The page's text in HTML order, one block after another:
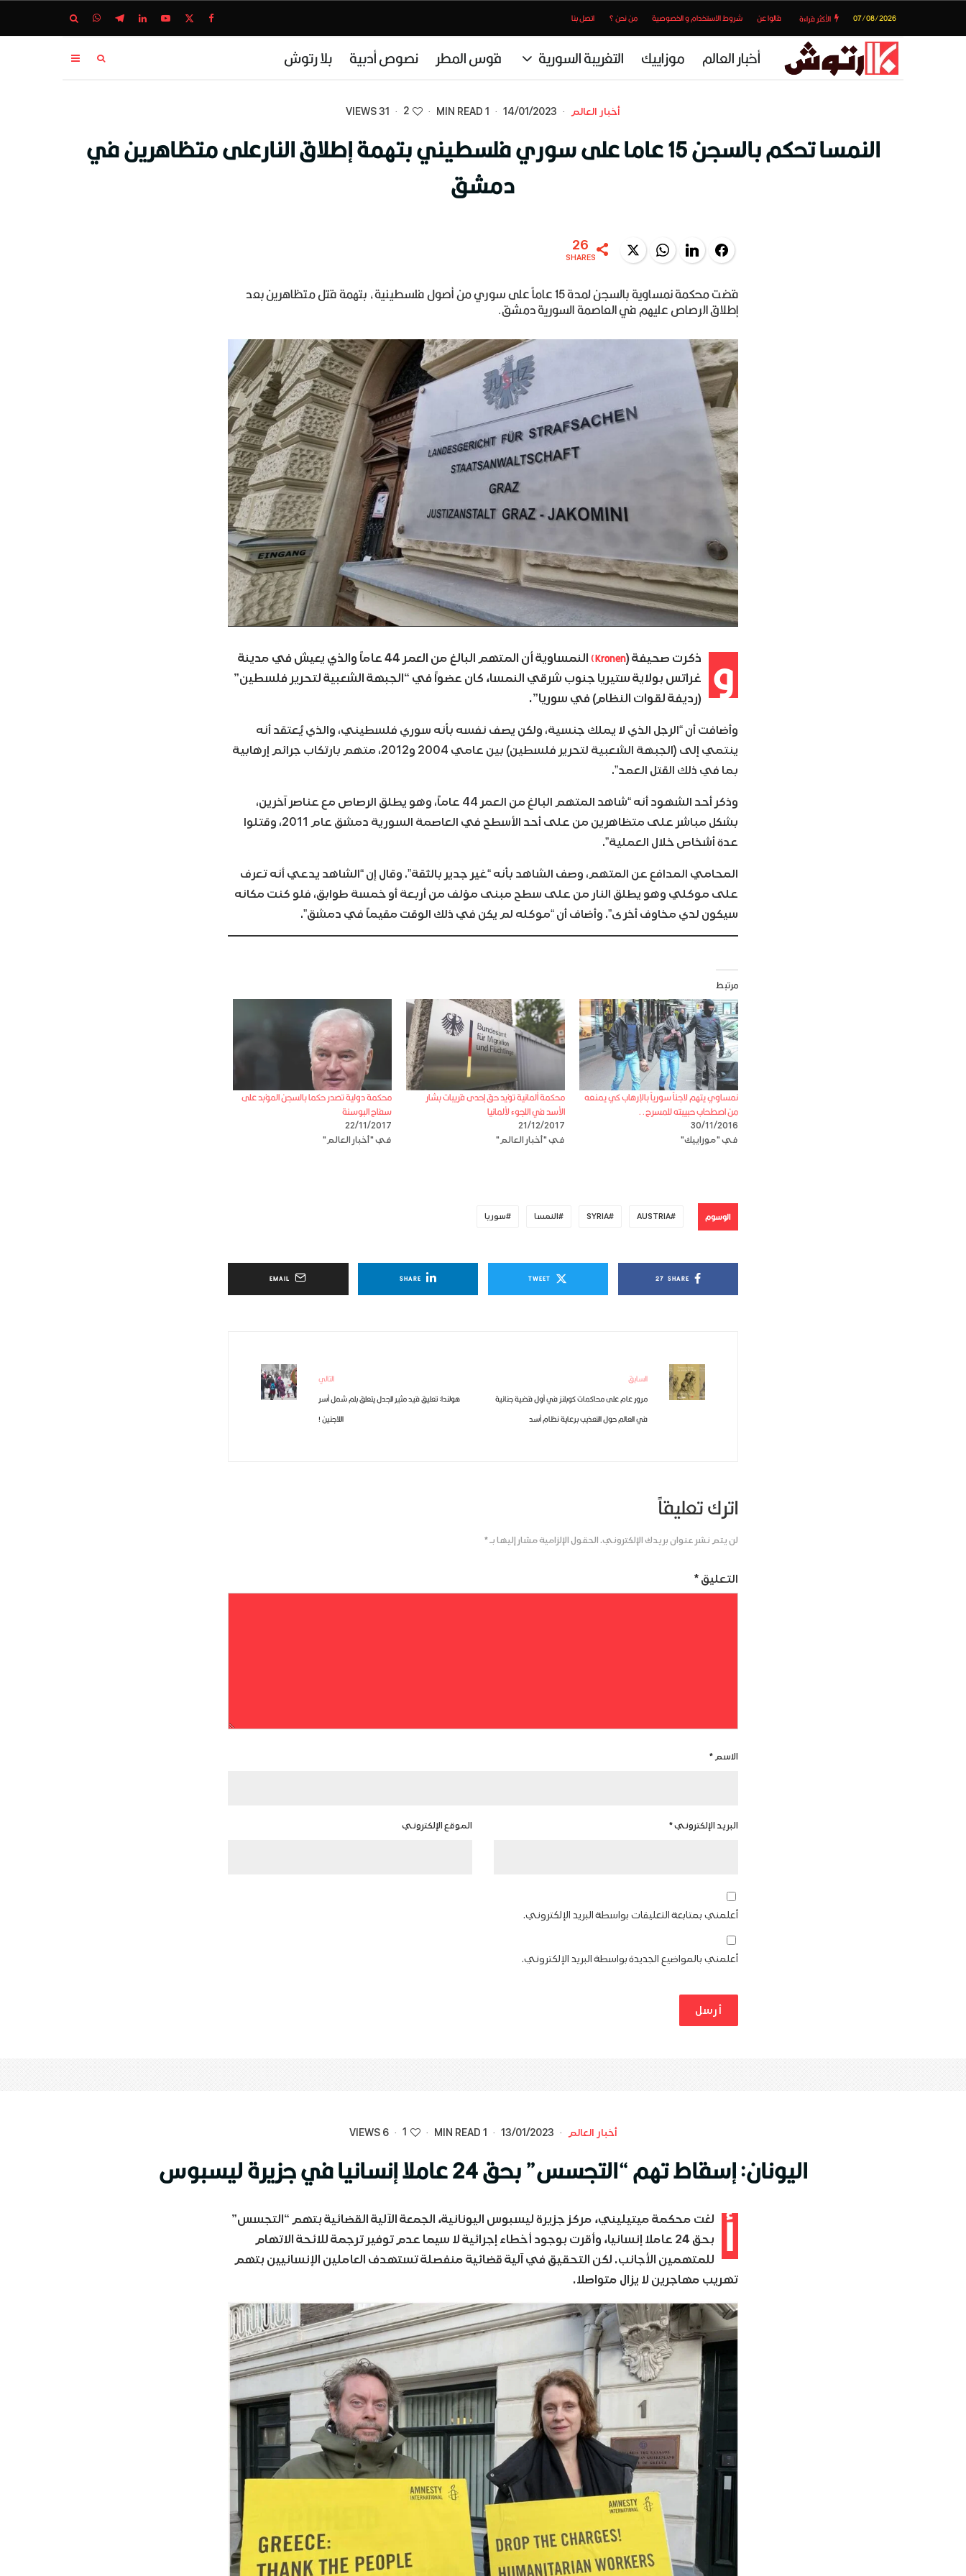
07/08/2026 الأكثر قراءة قالوا عن شروط الاستخدام و الخصوصية من نحن ؟ اتصل بنا
أخبار العالم موزاييك التغريبة السورية قوس المطر نصوص أدبية بلا رتوش
أخبار العالم ·
14/01/2023
·
1 MIN READ
·
2
·
31 VIEWS
النمسا تحكم بالسجن 15 عاما على سوري فلسطيني بتهمة إطلاق النارعلى متظاهرين في
دمشق
Facebook
LinkedIn
WhatsApp
Twitter
26
SHARES
قضت محكمة نمساوية بالسجن لمدة 15 عاماً على سوري من أصول فلسطينية، بتهمة قتل متظاهرين بعد
إطلاق الرصاص عليهم في العاصمة السورية دمشق.
و ذكرت صحيفة (Kronen)
النمساوية أن المتهم البالغ من العمر 44 عاماً والذي يعيش في مدينة
غراتس بولاية ستيريا جنوب شرقي النمسا، كان عضواً في “الجبهة الشعبية لتحرير فلسطين”
(رديفة لقوات النظام) في سوريا”.
وأضافت أن “الرجل الذي لا يملك جنسية، ولكن يصف نفسه بأنه سوري فلسطيني، والذي يُعتقد أنه
ينتمي إلى (الجبهة الشعبية لتحرير فلسطين) بين عامي 2004 و2012، متهم بارتكاب جرائم إرهابية
بما في ذلك القتل العمد”.
وذكر أحد الشهود أنه “شاهد المتهم البالغ من العمر 44 عاماً، وهو يطلق الرصاص مع عناصر آخرين،
بشكل مباشر على متظاهرين من على أحد الأسطح في العاصمة السورية دمشق عام 2011، وقتلوا
عدة أشخاص خلال العملية”.
المحامي المدافع عن المتهم، وصف الشاهد بأنه “غير جدير بالثقة”. وقال إن “الشاهد يدعي أنه تعرف
على موكلي وهو يطلق النار من على سطح مبنى مؤلف من أربعة أو خمسة طوابق، فلو كنت مكانه
سيكون لدي مخاوف أخرى”. وأضاف أن “موكله لم يكن في ذلك الوقت مقيماً في دمشق”.
مرتبط
نمساوي يتهم لاجئاً سورياً بالإرهاب كي يمنعه
من اصطحاب حبيبته للمسرح..
30/11/2016
في "موزاييك"
محكمة ألمانية تؤيد حق إحدى قريبات بشار
الأسد في اللجوء لألمانيا
21/12/2017
في "أخبار العالم"
محكمة دولية تصدر حكما بالسجن المؤبد على
سفاح البوسنة
22/11/2017
في "أخبار العالم"
الوسوم AUSTRIA
SYRIA النمسا سوريا
SHARE
27
TWEET
SHARE
EMAIL
السابق
مرور عام على محاكمات كوبلنز في أول قضية جنائية
في العالم حول التعذيب برعاية نظام أسد
التالي
هولندا: تعليق قيد مثير للجدل يتعلق بلم شمل أسر
اللاجئين !
اترك تعليقاً
لن يتم نشر عنوان بريدك الإلكتروني. الحقول الإلزامية مشار إليها بـ*
التعليق *
الاسم *
البريد الإلكتروني* الموقع الإلكتروني
أعلمني بمتابعة التعليقات بواسطة البريد الإلكتروني.
أعلمني بالمواضيع الجديدة بواسطة البريد الإلكتروني.
أخبار العالم ·
13/01/2023
·
1 MIN READ
·
1
·
6 VIEWS
اليونان: إسقاط تهم “التجسس” بحق 24 عاملا إنسانيا في جزيرة ليسبوس
أ
لغت محكمة ميتيليني، مركز جزيرة ليسبوس اليونانية، الجمعة الآلية القضائية بتهم “التجسس”
بحق 24 عاملا إنسانيا، وأقرت بوجود أخطاء إجرائية لا سيما عدم توفير ترجمة للائحة الاتهام
للمتهمين الأجانب. لكن التحقيق في آلية قضائية منفصلة تستهدف العاملين الإنسانيين بتهم
تهريب مهاجرين لا يزال متواصلا.